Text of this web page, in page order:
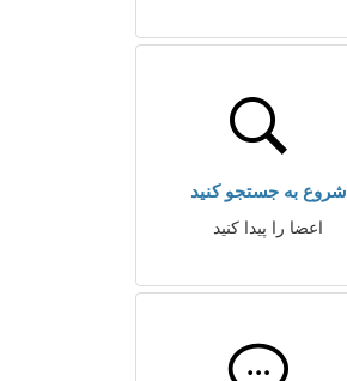
شروع به جستجو کنید
اعضا را پیدا کنید